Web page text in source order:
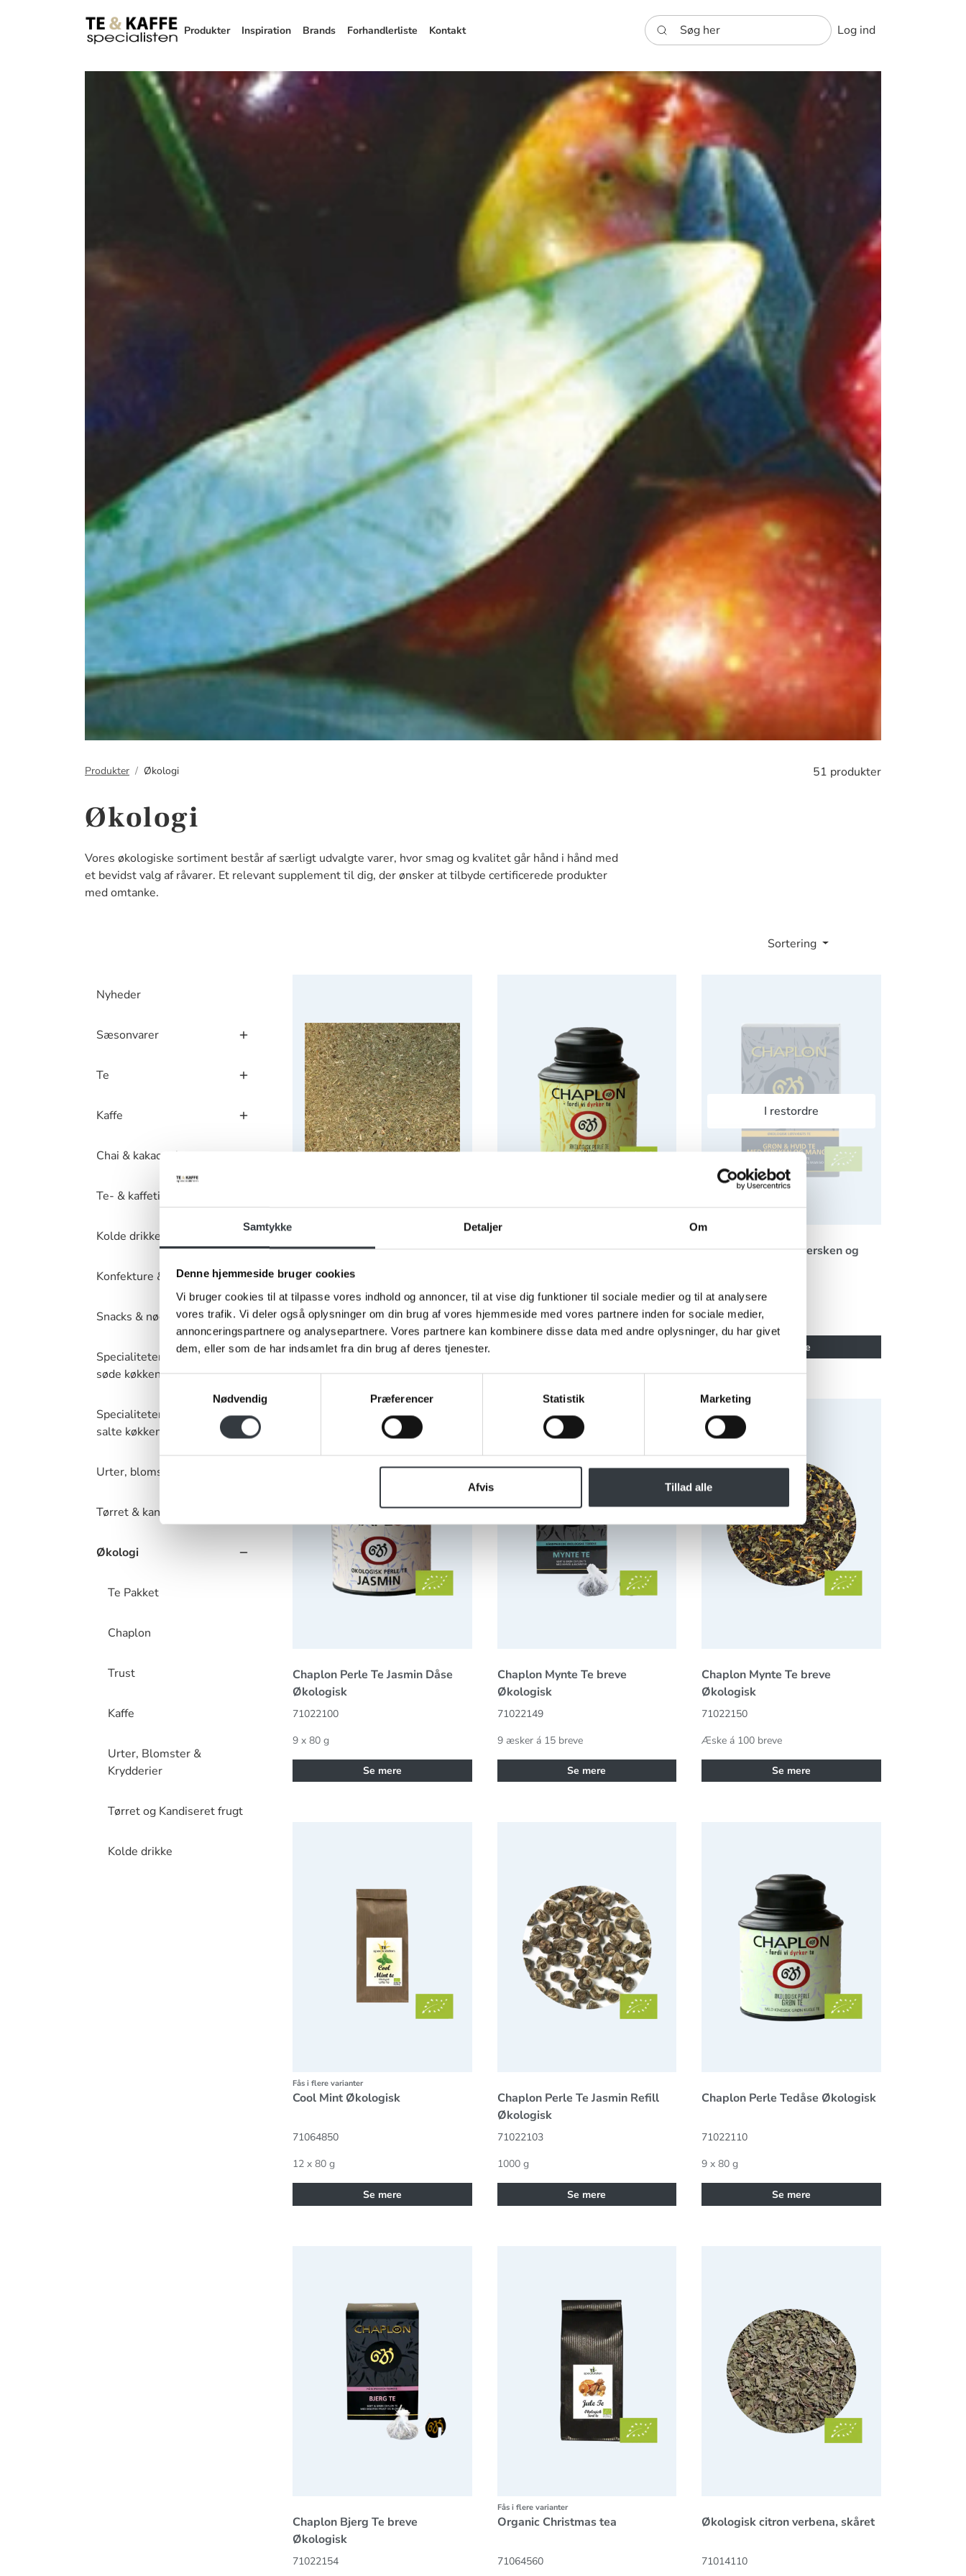
Samtykke Detaljer Om
Denne hjemmeside bruger cookies
Vi bruger cookies til at tilpasse vores indhold og annoncer, til at vise dig funktioner til sociale medier og til at analysere
vores trafik. Vi deler også oplysninger om din brug af vores hjemmeside med vores partnere inden for sociale medier,
annonceringspartnere og analysepartnere. Vores partnere kan kombinere disse data med andre oplysninger, du har givet
dem, eller som de har indsamlet fra din brug af deres tjenester.
Samtykkevalg
Nødvendig
Præferencer Statistik Marketing
Afvis Tillad alle
Produkter Inspiration Brands Forhandlerliste Kontakt Søg her Log ind
Produkter Økologi 51 produkter
Økologi
Vores økologiske sortiment består af særligt udvalgte varer, hvor smag og kvalitet går hånd i hånd med
et bevidst valg af råvarer. Et relevant supplement til dig, der ønsker at tilbyde certificerede produkter
med omtanke.
Sortering
Nyheder
Sæsonvarer
Te
Kaffe
Chai & kakaopulver
Te- & kaffetilbehør
Kolde drikke
Konfekture & kager
Snacks & nødder
Specialiteter – det
søde køkken
Specialiteter – det
salte køkken
Urter, blomster & krydderier
Tørret & kandiseret frugt
Økologi
Te Pakket
Chaplon
Trust
Kaffe
Urter, Blomster &
Krydderier
Tørret og Kandiseret frugt
Kolde drikke
Skåret padderokke
71011650
1000 g, 1 x 1 kg
Se mere
Chaplon Perle Te med
71022114
9 x 80 g
I restordre
Grøn Hvid Te med Fersken og
71022216
9 x 100 g
Se mere
Chaplon Perle Te Jasmin Dåse Økologisk
Chaplon Perle Te Jasmin Dåse
Økologisk
71022100
9 x 80 g
Se mere
Chaplon Mynte Te breve Økologisk
Chaplon Mynte Te breve
Økologisk
71022149
9 æsker á 15 breve
Se mere
Chaplon Mynte Te breve Økologisk
Chaplon Mynte Te breve
Økologisk
71022150
Æske á 100 breve
Se mere
Fås i flere varianter
Cool Mint Økologisk
71064850
12 x 80 g
Se mere
Chaplon Perle Te Jasmin Refill
Økologisk
71022103
1000 g
Se mere
Chaplon Perle Tedåse Økologisk
71022110
9 x 80 g
Se mere
Chaplon Bjerg Te breve
Økologisk
71022154
Fås i flere varianter
Organic Christmas tea
71064560
Økologisk citron verbena, skåret
71014110